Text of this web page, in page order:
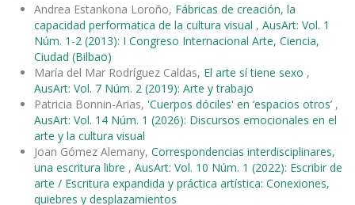
Andrea Estankona Loroño, Fábricas de creación, la
capacidad performatica de la cultura visual , AusArt: Vol. 1
Núm. 1-2 (2013): I Congreso Internacional Arte, Ciencia,
Ciudad (Bilbao)
María del Mar Rodríguez Caldas, El arte sí tiene sexo ,
AusArt: Vol. 7 Núm. 2 (2019): Arte y trabajo
Patricia Bonnin-Arias, 'Cuerpos dóciles' en ‘espacios otros’ ,
AusArt: Vol. 14 Núm. 1 (2026): Discursos emocionales en el
arte y la cultura visual
Joan Gómez Alemany, Correspondencias interdisciplinares,
una escritura libre , AusArt: Vol. 10 Núm. 1 (2022): Escribir de
arte / Escritura expandida y práctica artística: Conexiones,
quiebres y desplazamientos